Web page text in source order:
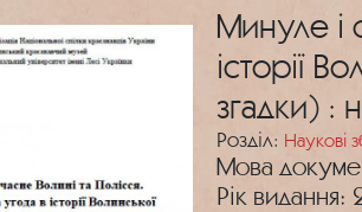
Минуле і
історії
згадки) :
Розділ: Наукові
Мова
Рік видання: